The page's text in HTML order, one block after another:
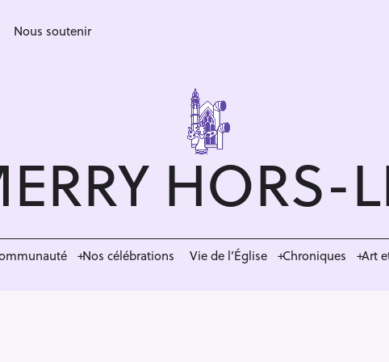
Nous soutenir
HORS-
Nos célébrations Vie de l’Église Chroniques Art